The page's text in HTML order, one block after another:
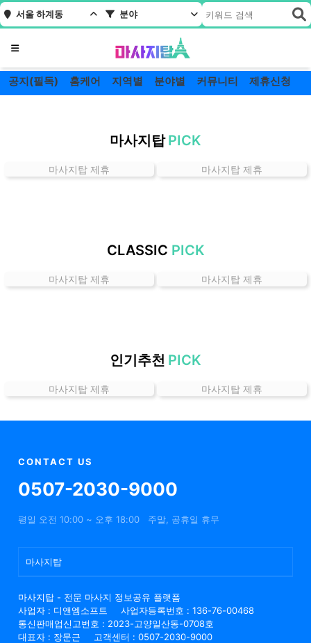
서울 하계동 분야
메뉴
공지(필독) 홈케어 지역별 분야별 커뮤니티 제휴신청
동
위
샵
천
마사지탑 PICK
마사지탑 제휴 마사지탑 제휴
CLASSIC PICK
마사지탑 제휴 마사지탑 제휴
인기추천 PICK
마사지탑 제휴 마사지탑 제휴
CONTACT US
0507-2030-9000
평일 오전 10:00 ~ 오후 18:00 주말, 공휴일 휴무
마사지탑
마사지탑 - 전문 마사지 정보공유 플랫폼
사업자 : 디앤엠소프트
사업자등록번호 : 136-76-00468
통신판매업신고번호 : 2023-고양일산동-0708호
대표자 : 장문근
고객센터 : 0507-2030-9000